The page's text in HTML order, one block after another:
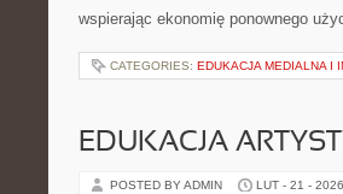
wspierając ekonomię ponownego
CATEGORIES: EDUKACJA MEDIALNA I
EDUKACJA
POSTED BY ADMIN LUT - 21 - 2026